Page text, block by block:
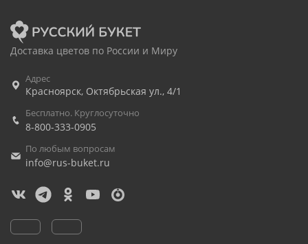
Доставка цветов по России и Миру
Адрес
Красноярск, Октябрьская ул., 4/1
Бесплатно. Круглосуточно
8-800-333-0905
По любым вопросам
info@rus-buket.ru